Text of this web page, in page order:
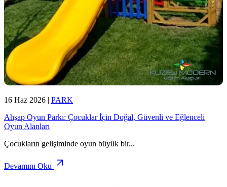
16 Haz 2026 | PARK
Ahşap Oyun Parkı: Çocuklar İçin Doğal, Güvenli ve Eğlenceli
Oyun Alanları
Çocukların gelişiminde oyun büyük bir...
Devamını Oku